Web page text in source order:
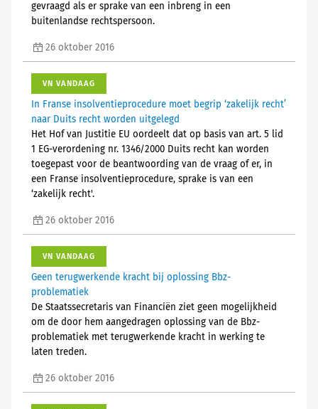
gevraagd als er sprake van een inbreng in een
buitenlandse rechtspersoon.
26 oktober 2016
VN VANDAAG
In Franse insolventieprocedure moet begrip ‘zakelijk recht’
naar Duits recht worden uitgelegd
Het Hof van Justitie EU oordeelt dat op basis van art. 5 lid
1 EG-verordening nr. 1346/2000 Duits recht kan worden
toegepast voor de beantwoording van de vraag of er, in
een Franse insolventieprocedure, sprake is van een
‘zakelijk recht'.
26 oktober 2016
VN VANDAAG
Geen terugwerkende kracht bij oplossing Bbz-
problematiek
De Staatssecretaris van Financiën ziet geen mogelijkheid
om de door hem aangedragen oplossing van de Bbz-
problematiek met terugwerkende kracht in werking te
laten treden.
26 oktober 2016